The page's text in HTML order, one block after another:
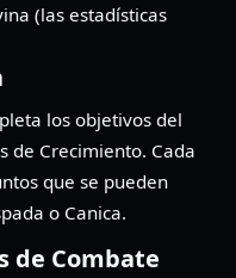
(las estadísticas
los objetivos del
de Crecimiento. Cada
que se pueden
o Canica.
de Combate